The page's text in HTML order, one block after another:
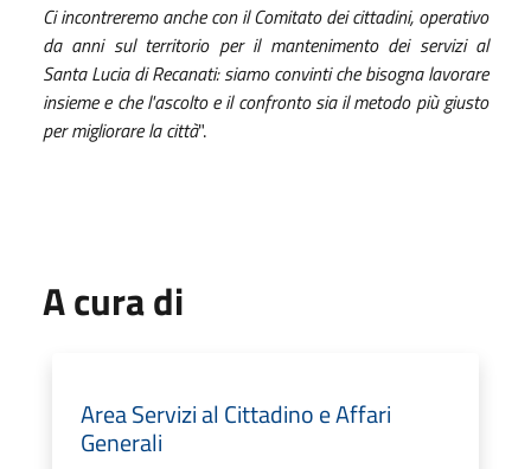
Ci incontreremo anche con il Comitato dei cittadini, operativo
da anni sul territorio per il mantenimento dei servizi al
Santa Lucia di Recanati: siamo convinti che bisogna lavorare
insieme e che l'ascolto e il confronto sia il metodo più giusto
per migliorare la città".
A cura di
Area Servizi al Cittadino e Affari
Generali